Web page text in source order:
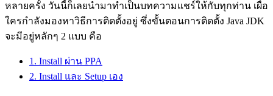
หลายครั้ง วันนี้ก็เลยนำมาทำเป็นบทความแชร์ให้กับทุกท่าน เผื่อ
ใครกำลังมองหาวิธีการติดตั้งอยู่ ซึ่งขั้นตอนการติดตั้ง Java JDK
จะมีอยู่หลักๆ 2 แบบ คือ
1. Install ผ่าน PPA
2. Install และ Setup เอง